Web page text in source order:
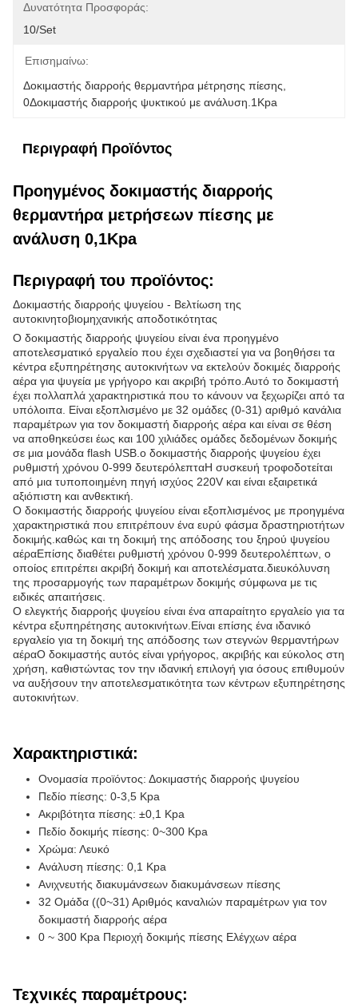
Δυνατότητα Προσφοράς:
10/set
Επισημαίνω:
Δοκιμαστής διαρροής θερμαντήρα μέτρησης πίεσης
0Δοκιμαστής διαρροής ψυκτικού με ανάλυση.1Kpa
Περιγραφή Προϊόντος
Προηγμένος δοκιμαστής διαρροής
θερμαντήρα μετρήσεων πίεσης με
ανάλυση 0,1Kpa
Περιγραφή του προϊόντος:
Δοκιμαστής διαρροής ψυγείου - Βελτίωση της
αυτοκινητοβιομηχανικής αποδοτικότητας
Ο δοκιμαστής διαρροής ψυγείου είναι ένα προηγμένο
αποτελεσματικό εργαλείο που έχει σχεδιαστεί για να βοηθήσει τα
κέντρα εξυπηρέτησης αυτοκινήτων να εκτελούν δοκιμές διαρροής
αέρα για ψυγεία με γρήγορο και ακριβή τρόπο.Αυτό το δοκιμαστή
έχει πολλαπλά χαρακτηριστικά που το κάνουν να ξεχωρίζει από τα
υπόλοιπα. Είναι εξοπλισμένο με 32 ομάδες (0-31) αριθμό κανάλια
παραμέτρων για τον δοκιμαστή διαρροής αέρα και είναι σε θέση
να αποθηκεύσει έως και 100 χιλιάδες ομάδες δεδομένων δοκιμής
σε μια μονάδα flash USB.ο δοκιμαστής διαρροής ψυγείου έχει
ρυθμιστή χρόνου 0-999 δευτερόλεπταΗ συσκευή τροφοδοτείται
από μια τυποποιημένη πηγή ισχύος 220V και είναι εξαιρετικά
αξιόπιστη και ανθεκτική.
Ο δοκιμαστής διαρροής ψυγείου είναι εξοπλισμένος με προηγμένα
χαρακτηριστικά που επιτρέπουν ένα ευρύ φάσμα δραστηριοτήτων
δοκιμής.καθώς και τη δοκιμή της απόδοσης του ξηρού ψυγείου
αέραΕπίσης διαθέτει ρυθμιστή χρόνου 0-999 δευτερολέπτων, ο
οποίος επιτρέπει ακριβή δοκιμή και αποτελέσματα.διευκόλυνση
της προσαρμογής των παραμέτρων δοκιμής σύμφωνα με τις
ειδικές απαιτήσεις.
Ο ελεγκτής διαρροής ψυγείου είναι ένα απαραίτητο εργαλείο για τα
κέντρα εξυπηρέτησης αυτοκινήτων.Είναι επίσης ένα ιδανικό
εργαλείο για τη δοκιμή της απόδοσης των στεγνών θερμαντήρων
αέραΟ δοκιμαστής αυτός είναι γρήγορος, ακριβής και εύκολος στη
χρήση, καθιστώντας τον την ιδανική επιλογή για όσους επιθυμούν
να αυξήσουν την αποτελεσματικότητα των κέντρων εξυπηρέτησης
αυτοκινήτων.
Χαρακτηριστικά:
Ονομασία προϊόντος: Δοκιμαστής διαρροής ψυγείου
Πεδίο πίεσης: 0-3,5 Kpa
Ακριβότητα πίεσης: ±0,1 Kpa
Πεδίο δοκιμής πίεσης: 0~300 Kpa
Χρώμα: Λευκό
Ανάλυση πίεσης: 0,1 Kpa
Ανιχνευτής διακυμάνσεων διακυμάνσεων πίεσης
32 Ομάδα ((0~31) Αριθμός καναλιών παραμέτρων για τον
δοκιμαστή διαρροής αέρα
0 ~ 300 Kpa Περιοχή δοκιμής πίεσης Ελέγχων αέρα
Τεχνικές παραμέτρους: